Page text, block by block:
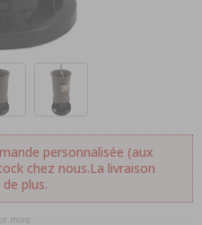
personnalisée (aux
chez nous.La livraison
plus.
more